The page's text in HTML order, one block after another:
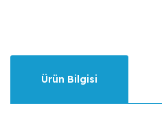
Ürün Bilgisi